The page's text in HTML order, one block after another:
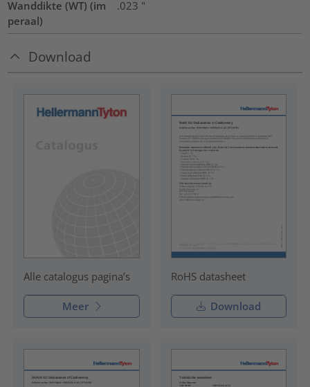
Wanddikte (WT) (im
peraal)
.023 "
Download
Alle catalogus pagina’s
Meer
RoHS datasheet
Download